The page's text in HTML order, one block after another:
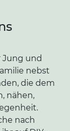
Jung und
nebst
die dem
nähen,
nach